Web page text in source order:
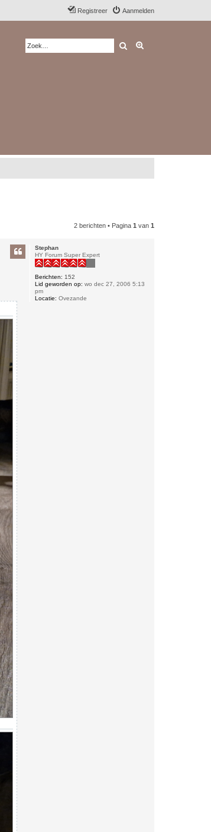
Aanmelden
Registreer
Zoek
2 berichten • Pagina 1 van 1
Stephan
HY Forum Super Expert
Berichten: 152
Lid geworden op: wo dec 27, 2006 5:13
pm
Locatie: Ovezande